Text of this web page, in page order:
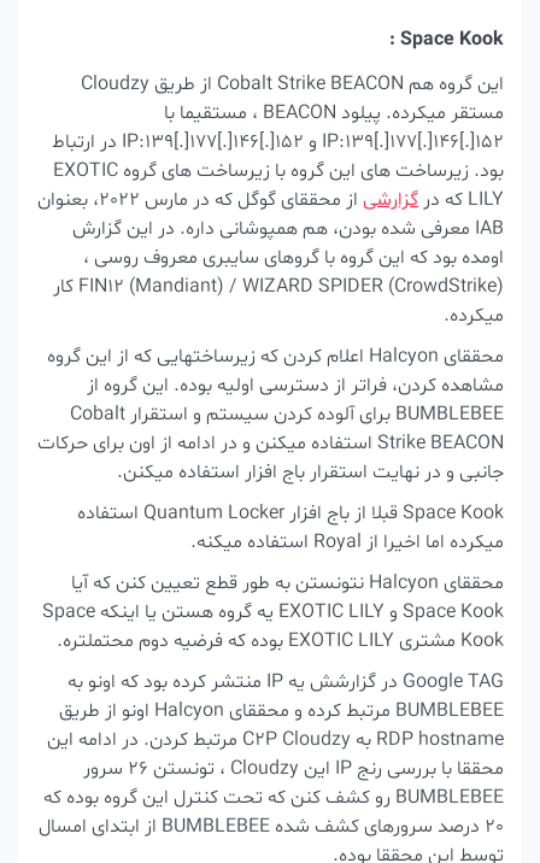
Space Kook :
این گروه هم Cobalt Strike BEACON از طریق Cloudzy
مستقر میکرده. پیلود BEACON ، مستقیما با
IP:139[.]177[.]146[.]152 و IP:139[.]177[.]146[.]152 در ارتباط
بود. زیرساخت های این گروه با زیرساخت های گروه EXOTIC
گزارشی
از محققای گوگل که در مارس 2022، بعنوان
IAB معرفی شده بودن، هم همپوشانی داره. در این گزارش
اومده بود که این گروه با گروهای سایبری معروف روسی ،
FIN12 (Mandiant) / WIZARD SPIDER (CrowdStrike) کار
میکرده.
محققای Halcyon اعلام کردن که زیرساختهایی که از این گروه
مشاهده کردن، فراتر از دسترسی اولیه بوده. این گروه از
BUMBLEBEE برای آلوده کردن سیستم و استقرار Cobalt
Strike BEACON استفاده میکنن و در ادامه از اون برای حرکات
جانبی و در نهایت استقرار باج افزار استفاده میکنن.
Space Kook قبلا از باج افزار Quantum Locker استفاده
میکرده اما اخیرا از Royal استفاده میکنه.
محققای Halcyon نتونستن به طور قطع تعیین کنن که آیا
Space Kook و EXOTIC LILY یه گروه هستن یا اینکه Space
Kook مشتری EXOTIC LILY بوده که فرضیه دوم محتملتره.
Google TAG در گزارشش یه IP منتشر کرده بود که اونو به
BUMBLEBEE مرتبط کرده و محققای Halcyon اونو از طریق
RDP hostname به C2P Cloudzy مرتبط کردن. در ادامه این
محققا با بررسی رنج IP این Cloudzy ، تونستن 26 سرور
BUMBLEBEE رو کشف کنن که تحت کنترل این گروه بوده که
20 درصد سرورهای کشف شده BUMBLEBEE از ابتدای امسال
توسط این محققا بوده.